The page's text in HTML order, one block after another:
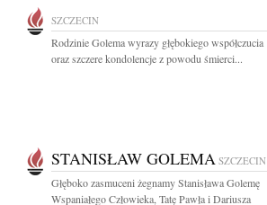
SZCZECIN
Rodzinie Golema wyrazy głębokiego współczucia
oraz szczere kondolencje z powodu śmierci...
STANISŁAW GOLEMA SZCZECIN
Głęboko zasmuceni żegnamy Stanisława Golemę
Wspaniałego Człowieka, Tatę Pawła i Dariusza